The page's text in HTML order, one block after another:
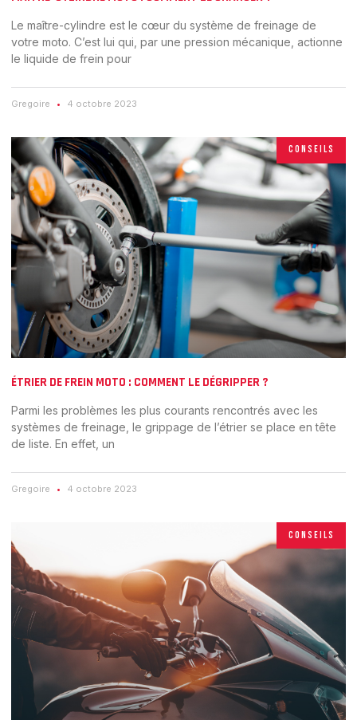
Le maître-cylindre est le cœur du système de freinage de
votre moto. C’est lui qui, par une pression mécanique, actionne
le liquide de frein pour
Gregoire 4 octobre 2023
CONSEILS
ÉTRIER DE FREIN MOTO : COMMENT LE DÉGRIPPER ?
Parmi les problèmes les plus courants rencontrés avec les
systèmes de freinage, le grippage de l’étrier se place en tête
de liste. En effet, un
Gregoire 4 octobre 2023
CONSEILS